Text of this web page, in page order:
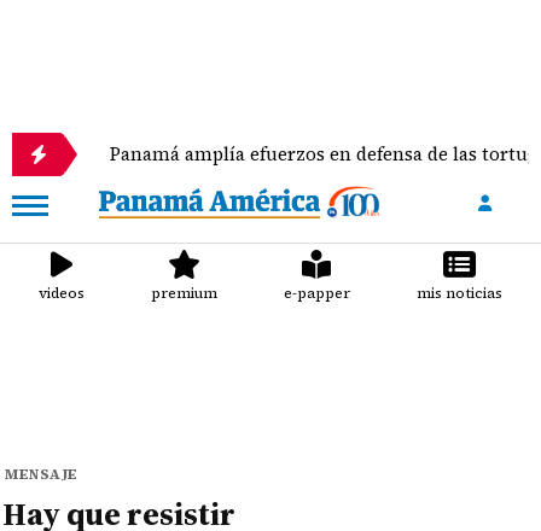
Panamá amplía efuerzos en defensa de las tortugas
videos premium e-papper mis noticias
MENSAJE
Hay que resistir